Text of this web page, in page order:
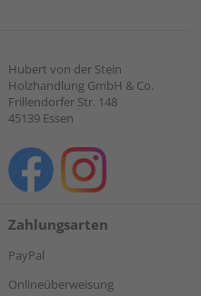
Hubert von der Stein
Holzhandlung GmbH & Co.
Frillendorfer Str. 148
45139 Essen
Zahlungsarten
PayPal
Onlineüberweisung